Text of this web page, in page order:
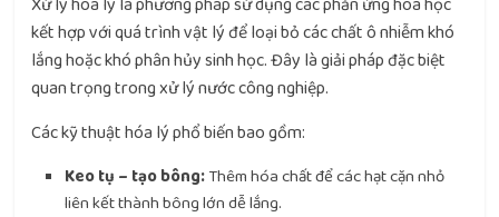
kết hợp với quá trình vật lý để loại bỏ các chất ô nhiễm khó
lắng hoặc khó phân hủy sinh học. Đây là giải pháp đặc biệt
quan trọng trong xử lý nước công nghiệp.
Các kỹ thuật hóa lý phổ biến bao gồm:
Keo tụ – tạo bông:Thêm hóa chất để các hạt cặn nhỏ
liên kết thành bông lớn dễ lắng.